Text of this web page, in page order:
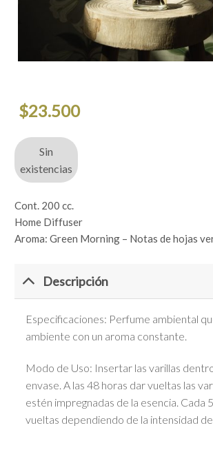
$23.500
Sin
existencias
Cont. 200 cc.
Home Diffuser
Aroma: Green Morning – Notas de hojas
Descripción
Especificaciones: Perfume ambiental
ambiente con un aroma constante.
Modo de Uso: Insertar las varillas
envase. A las 48 horas dar vueltas las
estén impregnadas de la esencia. Cada
vueltas dependiendo de la intensidad